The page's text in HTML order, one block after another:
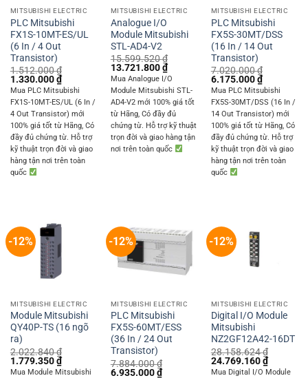
MITSUBISHI ELECTRIC
PLC Mitsubishi
FX1S-10MT-ES/UL
(6 In / 4 Out
Transistor)
1.512.000₫
Original
price
was:
1.512.000 ₫.
1.330.000₫Current
price
is:
1.330.000 ₫.
Mua PLC Mitsubishi
FX1S-10MT-ES/UL (6 In /
4 Out Transistor) mới
100% giá tốt từ Hãng, Có
đầy đủ chứng từ. Hỗ trợ
kỹ thuật trọn đời và giao
hàng tận nơi trên toàn
quốc
MITSUBISHI ELECTRIC
Analogue I/O
Module Mitsubishi
STL-AD4-V2
15.599.520₫
Original
price
was:
15.599.520 ₫.
13.721.800₫Current
price
is:
13.721.800 ₫.
Mua Analogue I/O
Module Mitsubishi STL-
AD4-V2 mới 100% giá tốt
từ Hãng, Có đầy đủ
chứng từ. Hỗ trợ kỹ thuật
trọn đời và giao hàng tận
nơi trên toàn quốc
MITSUBISHI ELECTRIC
PLC Mitsubishi
FX5S-30MT/DSS
(16 In / 14 Out
Transistor)
7.020.000₫
Original
price
was:
7.020.000 ₫.
6.175.000₫Current
price
is:
6.175.000
Mua PLC Mitsubishi
FX5S-30MT/DSS (16 In /
14 Out Transistor) mới
100% giá tốt từ Hãng, Có
đầy đủ chứng từ. Hỗ trợ
kỹ thuật trọn đời và giao
hàng tận nơi trên toàn
quốc
-12%
MITSUBISHI ELECTRIC
Module Mitsubishi
QY40P-TS (16 ngõ
ra)
2.022.840₫
Original
price
1.779.350₫Current
price
Mua Module Mitsubishi
-12%
MITSUBISHI ELECTRIC
PLC Mitsubishi
FX5S-60MT/ESS
(36 In / 24 Out
Transistor)
7.884.000₫
Original
6.935.000₫Current
-12%
MITSUBISHI ELECTRIC
Digital I/O Module
Mitsubishi
NZ2GF12A42-16DT
28.158.624₫
Original
price
24.769.160₫Current
price
Mua Digital I/O Module